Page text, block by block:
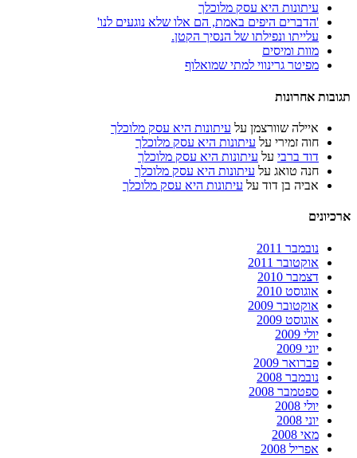
עיתונות היא עסק מלוכלך
'הדברים היפים באמת, הם אלו שלא נוגעים לנו'
עלייתו ונפילתו של הנסיך הקטן.
מוות ומיסים
מפיטר גרינווי למתי שמואלוף
תגובות אחרונות
איילה שוורצמן על עיתונות היא עסק מלוכלך
חוה זמירי על עיתונות היא עסק מלוכלך
דוד ברבי על עיתונות היא עסק מלוכלך
חנה טואג על עיתונות היא עסק מלוכלך
אביה בן דוד על עיתונות היא עסק מלוכלך
ארכיונים
נובמבר 2011
אוקטובר 2011
דצמבר 2010
אוגוסט 2010
אוקטובר 2009
אוגוסט 2009
יולי 2009
יוני 2009
פברואר 2009
נובמבר 2008
ספטמבר 2008
יולי 2008
יוני 2008
מאי 2008
אפריל 2008